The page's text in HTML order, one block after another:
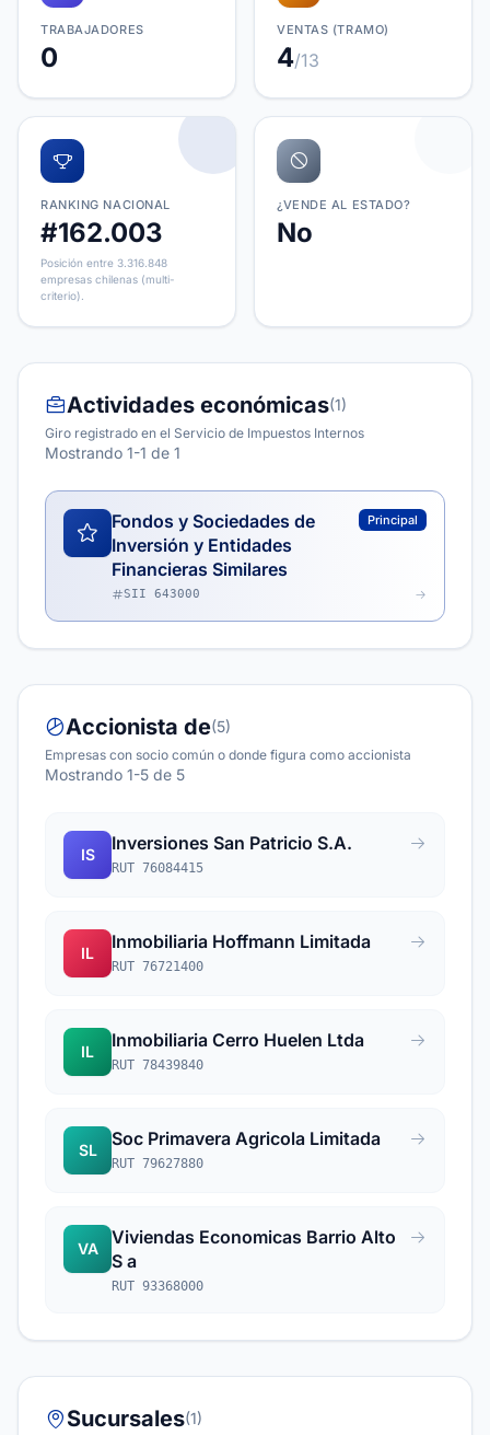
TRABAJADORES
0
VENTAS (TRAMO)
4/13
RANKING NACIONAL
#162.003
Posición entre 3.316.848
empresas chilenas (multi-
criterio).
¿VENDE AL ESTADO?
No
Actividades económicas(1)
Giro registrado en el Servicio de Impuestos Internos
Mostrando 1-1 de 1
Fondos y Sociedades de
Inversión y Entidades
Financieras Similares
Principal
SII 643000
Accionista de(5)
Empresas con socio común o donde figura como accionista
Mostrando 1-5 de 5
IS
Inversiones San Patricio S.A.
RUT 76084415
IL
Inmobiliaria Hoffmann Limitada
RUT 76721400
IL
Inmobiliaria Cerro Huelen Ltda
RUT 78439840
SL
Soc Primavera Agricola Limitada
RUT 79627880
VA
Viviendas Economicas Barrio Alto
S a
RUT 93368000
Sucursales(1)